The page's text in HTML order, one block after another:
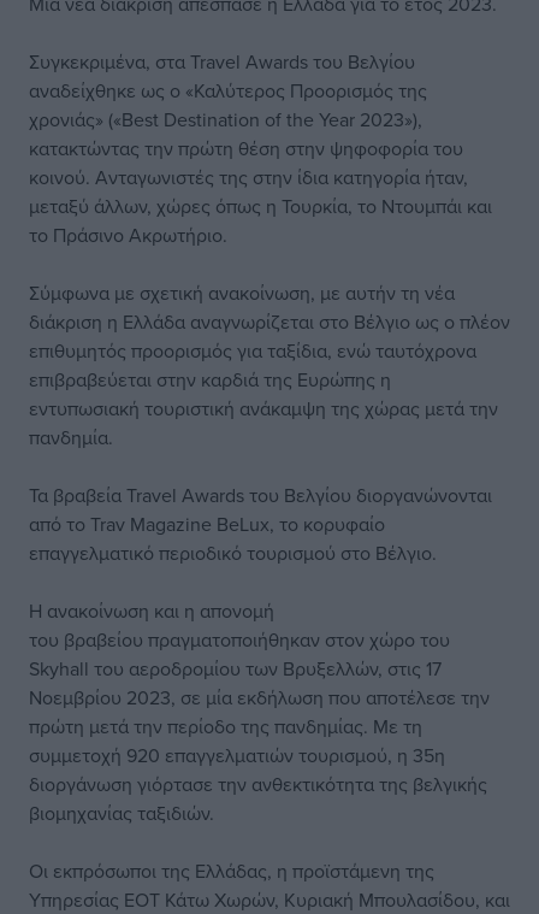
Συγκεκριμένα, στα Travel Awards του Βελγίου
αναδείχθηκε ως ο «Καλύτερος Προορισμός της
χρονιάς» («Βest Destination of the Year 2023»),
κατακτώντας την πρώτη θέση στην ψηφοφορία του
κοινού. Ανταγωνιστές της στην ίδια κατηγορία ήταν,
μεταξύ άλλων, χώρες όπως η Τουρκία, το Ντουμπάι και
το Πράσινο Ακρωτήριο.
Σύμφωνα με σχετική ανακοίνωση, με αυτήν τη νέα
διάκριση η Ελλάδα αναγνωρίζεται στο Βέλγιο ως ο πλέον
επιθυμητός προορισμός για ταξίδια, ενώ ταυτόχρονα
επιβραβεύεται στην καρδιά της Ευρώπης η
εντυπωσιακή τουριστική ανάκαμψη της χώρας μετά την
πανδημία.
Τα βραβεία Travel Awards του Βελγίου διοργανώνονται
από το Trav Magazine BeLux, το κορυφαίο
επαγγελματικό περιοδικό τουρισμού στο Βέλγιο.
Η ανακοίνωση και η απονομή
του βραβείου πραγματοποιήθηκαν στον χώρο του
Skyhall του αεροδρομίου των Βρυξελλών, στις 17
Νοεμβρίου 2023, σε μία εκδήλωση που αποτέλεσε την
πρώτη μετά την περίοδο της πανδημίας. Με τη
συμμετοχή 920 επαγγελματιών τουρισμού, η 35η
διοργάνωση γιόρτασε την ανθεκτικότητα της βελγικής
βιομηχανίας ταξιδιών.
Οι εκπρόσωποι της Ελλάδας, η προϊστάμενη της
Υπηρεσίας ΕΟΤ Κάτω Χωρών, Κυριακή Μπουλασίδου, και